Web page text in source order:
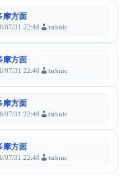
摩方面
07/31 22:48 tsrknic
摩方面
07/31 22:48 tsrknic
摩方面
07/31 22:48 tsrknic
摩方面
07/31 22:48 tsrknic